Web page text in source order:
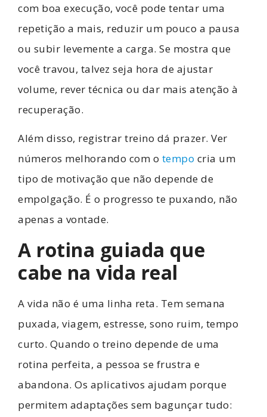
com boa execução, você pode tentar uma
repetição a mais, reduzir um pouco a pausa
ou subir levemente a carga. Se mostra que
você travou, talvez seja hora de ajustar
volume, rever técnica ou dar mais atenção à
recuperação.
Além disso, registrar treino dá prazer. Ver
números melhorando com o tempo cria um
tipo de motivação que não depende de
empolgação. É o progresso te puxando, não
apenas a vontade.
A rotina guiada que
cabe na vida real
A vida não é uma linha reta. Tem semana
puxada, viagem, estresse, sono ruim, tempo
curto. Quando o treino depende de uma
rotina perfeita, a pessoa se frustra e
abandona. Os aplicativos ajudam porque
permitem adaptações sem bagunçar tudo: